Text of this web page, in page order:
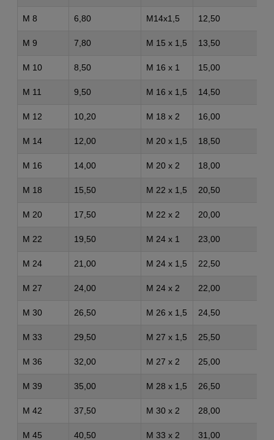
M 8 6,80 M14x1,5 12,50
M 9 7,80 M 15 x 1,5 13,50
M 10 8,50 M 16 x 1 15,00
M 11 9,50 M 16 x 1,5 14,50
M 12 10,20 M 18 x 2 16,00
M 14 12,00 M 20 x 1,5 18,50
M 16 14,00 M 20 x 2 18,00
M 18 15,50 M 22 x 1,5 20,50
M 20 17,50 M 22 x 2 20,00
M 22 19,50 M 24 x 1 23,00
M 24 21,00 M 24 x 1,5 22,50
M 27 24,00 M 24 x 2 22,00
M 30 26,50 M 26 x 1,5 24,50
M 33 29,50 M 27 x 1,5 25,50
M 36 32,00 M 27 x 2 25,00
M 39 35,00 M 28 x 1,5 26,50
M 42 37,50 M 30 x 2 28,00
M 45 40,50 M 33 x 2 31,00